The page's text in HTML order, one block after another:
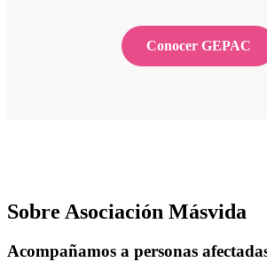
Conocer GEPAC
Sobre Asociación Másvida
Acompañamos a personas